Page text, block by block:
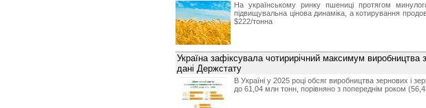
На українському ринку пшениці протягом
підвищувальна цінова динаміка, а котирування
$222/тонна
Україна зафіксувала чотирирічний максимум
дані Держстату
В Україні у 2025 році обсяг виробництва зернових і
до 61,04 млн тонн, порівняно з попереднім роком